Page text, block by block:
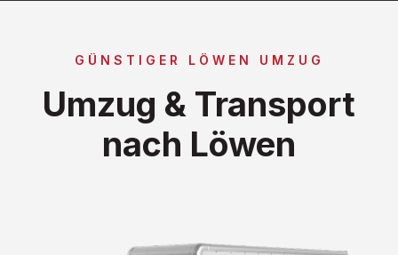
GÜNSTIGER LÖWEN UMZUG
Umzug & Transport
nach Löwen